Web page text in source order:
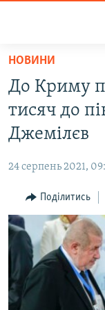
Перейти
основного
матеріалу
Перейти
до
основної
навігації
Перейти
до
пошуку
ВОДА.КРИМ
ВІДЕО ТА ФОТО
БЛОГИ
ПОГЛЯД
ІНТЕРВ'Ю
ВСЕ ЗА ДЕНЬ
СПЕЦПРОЕКТИ
ЯК ОБІЙТИ
НОВИНИ
До Криму
тисяч до
Джемілєв
24 серпень 2021,
Поділитись